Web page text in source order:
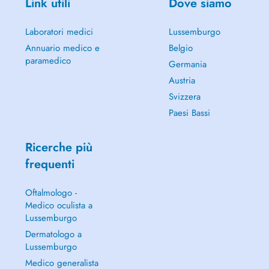
Laboratori medici
Annuario medico e
paramedico
Lussemburgo
Belgio
Germania
Austria
Svizzera
Paesi Bassi
Ricerche più
frequenti
Oftalmologo -
Medico oculista a
Lussemburgo
Dermatologo a
Lussemburgo
Medico generalista